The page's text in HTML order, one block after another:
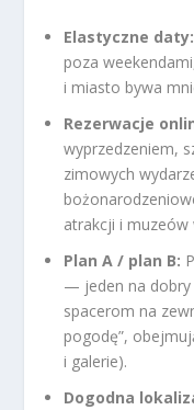
Elastyczne daty:
poza
i miasto bywa
Rezerwacje
wyprzedzeniem,
zimowych
atrakcji i
Plan A / plan B:
— jeden na dobry
spacerom na
pogodę”,
i galerie).
Dogodna